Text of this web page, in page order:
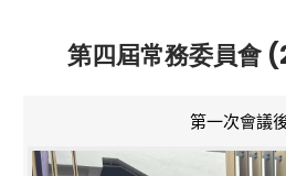
第四屆常務委員
第一次會議